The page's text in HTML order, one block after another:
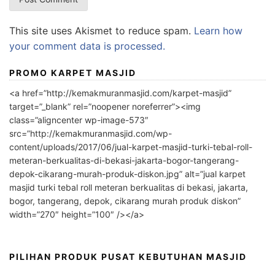
This site uses Akismet to reduce spam. Learn how
your comment data is processed.
PROMO KARPET MASJID
<a href=”http://kemakmuranmasjid.com/karpet-masjid”
target=”_blank” rel=”noopener noreferrer”><img
class=”aligncenter wp-image-573″
src=”http://kemakmuranmasjid.com/wp-
content/uploads/2017/06/jual-karpet-masjid-turki-tebal-roll-
meteran-berkualitas-di-bekasi-jakarta-bogor-tangerang-
depok-cikarang-murah-produk-diskon.jpg” alt=”jual karpet
masjid turki tebal roll meteran berkualitas di bekasi, jakarta,
bogor, tangerang, depok, cikarang murah produk diskon”
width=”270″ height=”100″ /></a>
PILIHAN PRODUK PUSAT KEBUTUHAN MASJID